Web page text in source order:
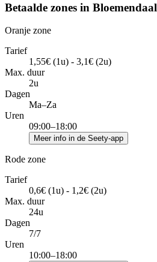
Betaalde zones in Bloemendaal
Oranje zone
Tarief
1,55€ (1u) - 3,1€ (2u)
Max. duur
2u
Dagen
Ma–Za
Uren
09:00–18:00
Meer info in de Seety-app
Rode zone
Tarief
0,6€ (1u) - 1,2€ (2u)
Max. duur
24u
Dagen
7/7
Uren
10:00–18:00